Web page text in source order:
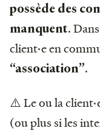
possède des
manquent.
client·e en
“association”.
⚠️ Le ou la
(ou plus si les